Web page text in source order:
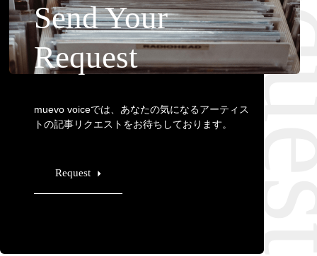
Send Your
Request
muevo voiceでは、あなたの気になるアーティス
トの記事リクエストをお待ちしております。
Request